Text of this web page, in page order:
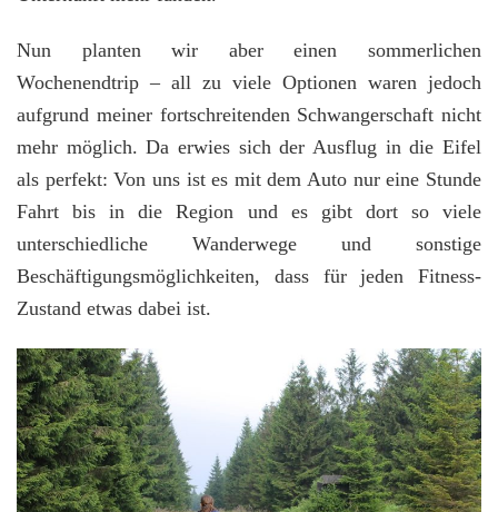
Nun planten wir aber einen sommerlichen
Wochenendtrip – all zu viele Optionen waren jedoch
aufgrund meiner fortschreitenden Schwangerschaft nicht
mehr möglich. Da erwies sich der Ausflug in die Eifel
als perfekt: Von uns ist es mit dem Auto nur eine Stunde
Fahrt bis in die Region und es gibt dort so viele
unterschiedliche Wanderwege und sonstige
Beschäftigungsmöglichkeiten, dass für jeden Fitness-
Zustand etwas dabei ist.